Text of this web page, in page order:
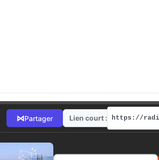
⋈Partager Lien court :